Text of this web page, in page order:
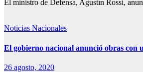
El ministro de Defensa, Agustín Rossi,
Noticias Nacionales
El gobierno nacional anunció obras con
26 agosto, 2020